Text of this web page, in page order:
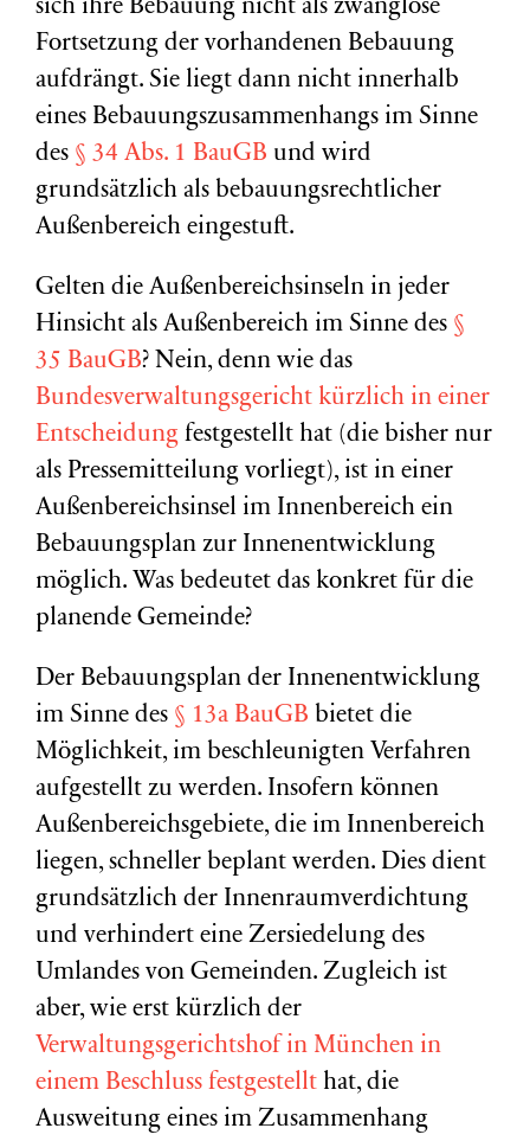
sich ihre Bebauung nicht als zwanglose
Fortsetzung der vorhandenen Bebauung
aufdrängt. Sie liegt dann nicht innerhalb
eines Bebauungszusammenhangs im Sinne
des § 34 Abs. 1 BauGB und wird
grundsätzlich als bebauungsrechtlicher
Außenbereich eingestuft.
Gelten die Außenbereichsinseln in jeder
Hinsicht als Außenbereich im Sinne des §
35 BauGB? Nein, denn wie das
Bundesverwaltungsgericht kürzlich in einer
Entscheidung festgestellt hat (die bisher nur
als Pressemitteilung vorliegt), ist in einer
Außenbereichsinsel im Innenbereich ein
Bebauungsplan zur Innenentwicklung
möglich. Was bedeutet das konkret für die
planende Gemeinde?
Der Bebauungsplan der Innenentwicklung
im Sinne des § 13a BauGB bietet die
Möglichkeit, im beschleunigten Verfahren
aufgestellt zu werden. Insofern können
Außenbereichsgebiete, die im Innenbereich
liegen, schneller beplant werden. Dies dient
grundsätzlich der Innenraumverdichtung
und verhindert eine Zersiedelung des
Umlandes von Gemeinden. Zugleich ist
aber, wie erst kürzlich der
Verwaltungsgerichtshof in München in
einem Beschluss festgestellt hat, die
Ausweitung eines im Zusammenhang